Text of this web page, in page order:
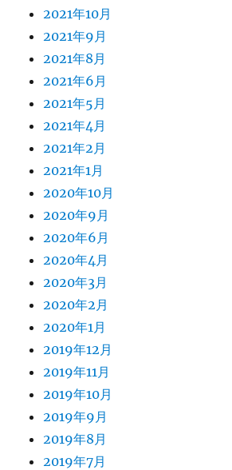
2021年10月
2021年9月
2021年8月
2021年6月
2021年5月
2021年4月
2021年2月
2021年1月
2020年10月
2020年9月
2020年6月
2020年4月
2020年3月
2020年2月
2020年1月
2019年12月
2019年11月
2019年10月
2019年9月
2019年8月
2019年7月